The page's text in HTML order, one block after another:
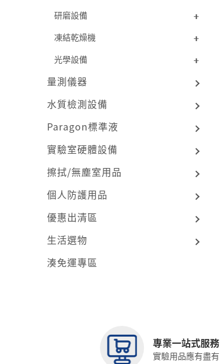
研磨設備
凍結乾燥機
光學設備
量測儀器
水質檢測設備
Paragon標準液
實驗室硬體設備
擦拭/無塵室用品
個人防護用品
優惠出清區
生活選物
湊免運專區
專業一站式服務
實驗用品應有盡有